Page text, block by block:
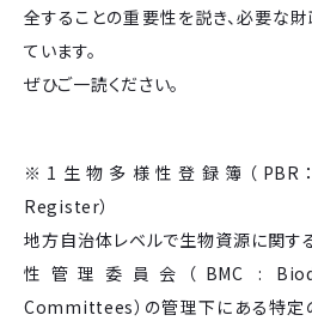
全することの重要性を説き、必要な
ています。
ぜひご一読ください。
※1生物多様性登録簿（PBR
Register）
地方自治体レベルで生物資源に関す
性管理委員会（BMC :
Committees）の管理下にある特定